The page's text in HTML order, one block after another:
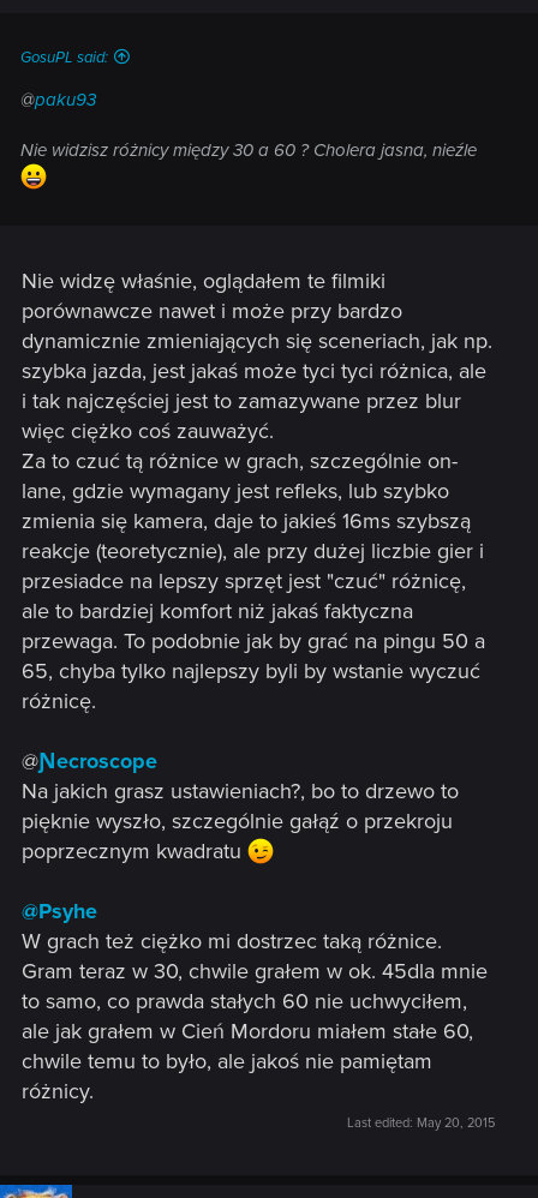
GosuPL said:
@paku93
Nie widzisz różnicy między 30 a 60 ? Cholera jasna, nieźle
Nie widzę właśnie, oglądałem te filmiki
porównawcze nawet i może przy bardzo
dynamicznie zmieniających się sceneriach, jak np.
szybka jazda, jest jakaś może tyci tyci różnica, ale
i tak najczęściej jest to zamazywane przez blur
więc ciężko coś zauważyć.
Za to czuć tą różnice w grach, szczególnie on-
lane, gdzie wymagany jest refleks, lub szybko
zmienia się kamera, daje to jakieś 16ms szybszą
reakcje (teoretycznie), ale przy dużej liczbie gier i
przesiadce na lepszy sprzęt jest "czuć" różnicę,
ale to bardziej komfort niż jakaś faktyczna
przewaga. To podobnie jak by grać na pingu 50 a
65, chyba tylko najlepszy byli by wstanie wyczuć
różnicę.
@Ɲecroscope
Na jakich grasz ustawieniach?, bo to drzewo to
pięknie wyszło, szczególnie gałąź o przekroju
poprzecznym kwadratu
@Psyhe
W grach też ciężko mi dostrzec taką różnice.
Gram teraz w 30, chwile grałem w ok. 45dla mnie
to samo, co prawda stałych 60 nie uchwyciłem,
ale jak grałem w Cień Mordoru miałem stałe 60,
chwile temu to było, ale jakoś nie pamiętam
różnicy.
Last edited: May 20, 2015